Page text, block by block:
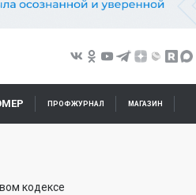
ПРОФЖУРНАЛ МАГАЗИН
кодексе